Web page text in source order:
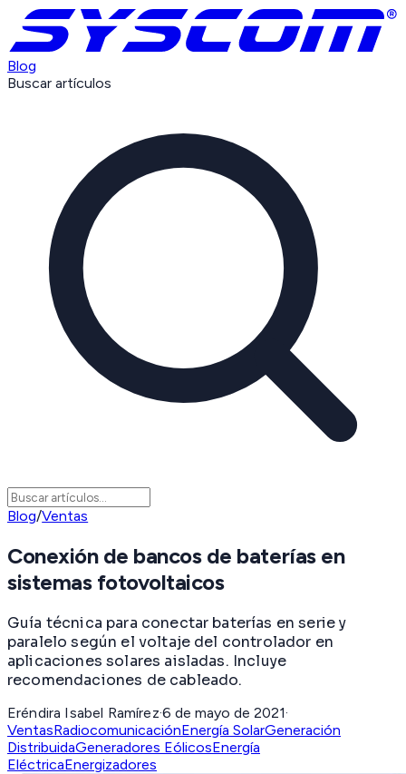
Blog
Buscar artículos
Blog/Ventas
Conexión de bancos de baterías en
sistemas fotovoltaicos
Guía técnica para conectar baterías en serie y
paralelo según el voltaje del controlador en
aplicaciones solares aisladas. Incluye
recomendaciones de cableado.
Eréndira Isabel Ramírez·6 de mayo de 2021·
VentasRadiocomunicaciónEnergía SolarGeneración
DistribuidaGeneradores EólicosEnergía
EléctricaEnergizadores